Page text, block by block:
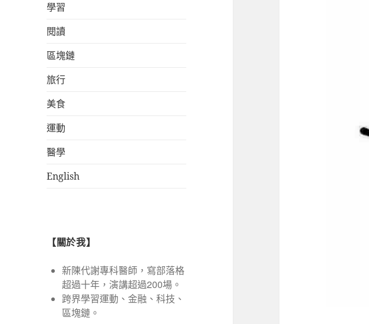
學習
閱讀
區塊鏈
旅行
美食
運動
醫學
English
【關於我】
新陳代謝專科醫師，寫部落格
超過十年，演講超過200場。
跨界學習運動、金融、科技、
區塊鏈。